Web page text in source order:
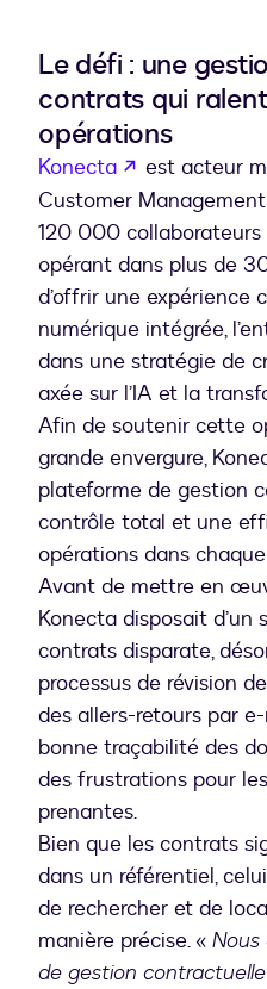
Le défi : une
contrats qui
opérations
Konecta s’ouvre
est acteur
Customer
120 000
opérant dans plus de
d’offrir une expérience
numérique intégrée,
dans une stratégie de
axée sur l’IA et la
Afin de soutenir cette
grande envergure,
plateforme de gestion
contrôle total et une
opérations dans
Avant de mettre en
Konecta disposait
contrats disparate,
processus de révision
des allers-retours par
bonne traçabilité des
des frustrations pour
prenantes.
Bien que les contrats
dans un référentiel,
de rechercher et de
manière précise. « Nous
de gestion